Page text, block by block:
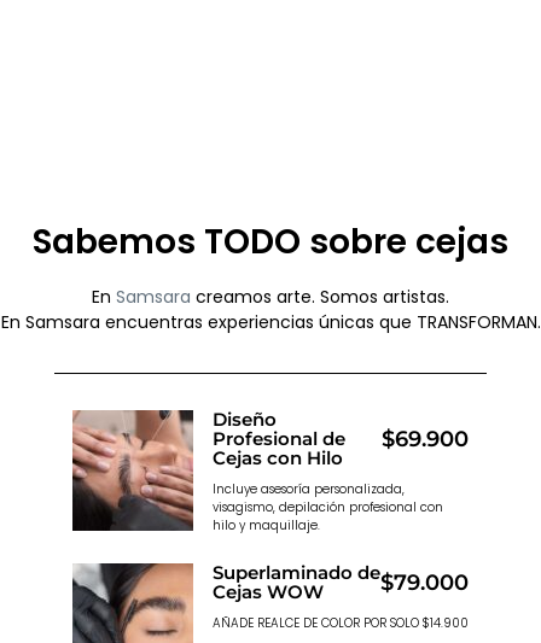
Sabemos TODO sobre cejas
En Samsara creamos arte. Somos artistas.
En Samsara encuentras experiencias únicas que TRANSFORMAN.
Diseño
Profesional de
Cejas con Hilo
$69.900
Incluye asesoría personalizada,
visagismo, depilación profesional con
hilo y maquillaje.
Superlaminado de
Cejas WOW
$79.000
AÑADE REALCE DE COLOR POR SOLO $14.900